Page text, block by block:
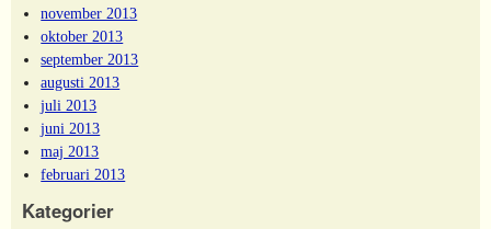
november 2013
oktober 2013
september 2013
augusti 2013
juli 2013
juni 2013
maj 2013
februari 2013
Kategorier